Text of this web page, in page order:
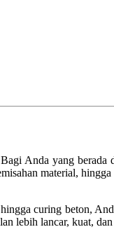
Anda yang
material,
curing beton,
lebih lancar, kuat, dan